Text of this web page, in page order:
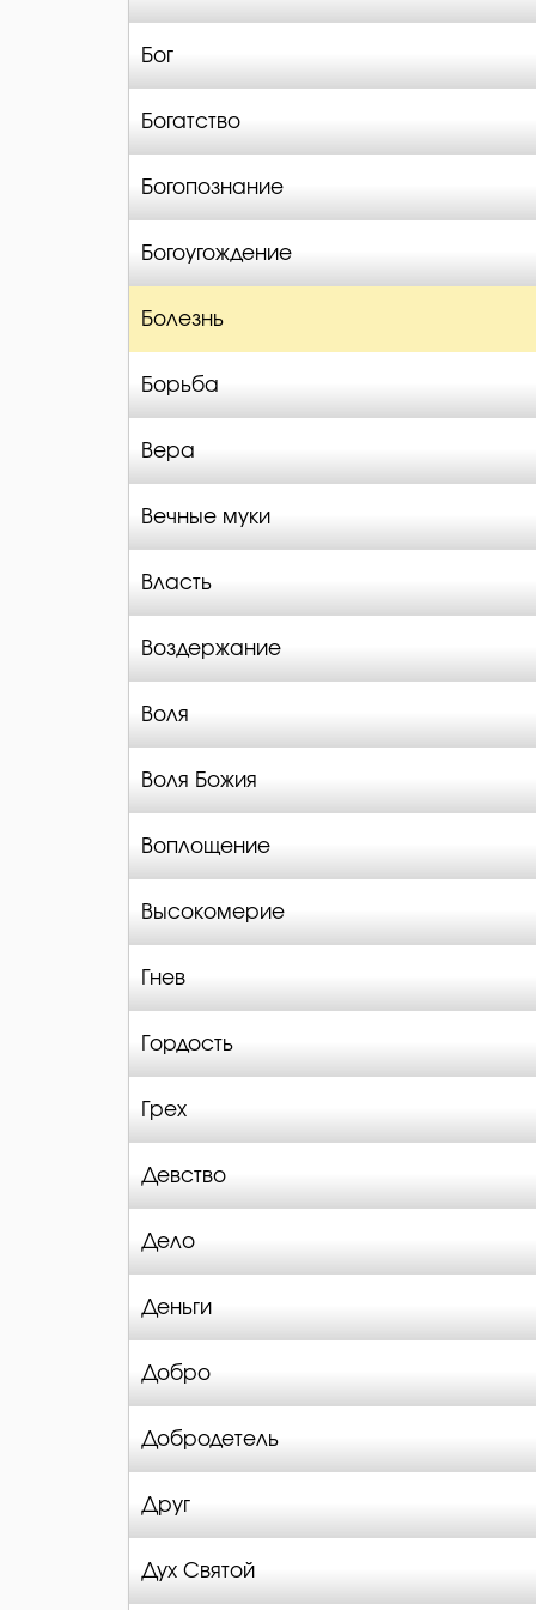
Бог
Богатство
Богопознание
Богоугождение
Болезнь
Борьба
Вера
Вечные муки
Власть
Воздержание
Воля
Воля Божия
Воплощение
Высокомерие
Гнев
Гордость
Грех
Девство
Дело
Деньги
Добро
Добродетель
Друг
Дух Святой